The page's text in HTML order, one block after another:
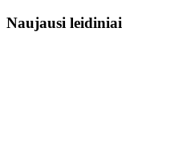
Naujausi leidiniai